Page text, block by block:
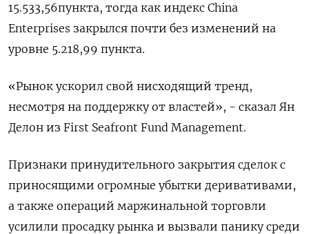
15.533,56​ пункта, тогда как индекс China
Enterprises закрылся почти без изменений на
уровне 5.218,99 пункта.
«Рынок ускорил свой нисходящий тренд,
несмотря на поддержку от властей», - сказал Ян
Делон из First Seafront Fund Management.
Признаки принудительного закрытия сделок с
приносящими огромные убытки деривативами,
а также операций маржинальной торговли
усилили просадку рынка и вызвали панику среди